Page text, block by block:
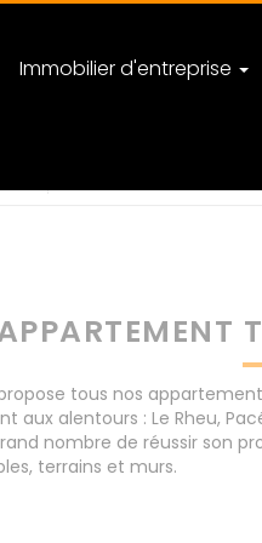
Immobilier d'entreprise
tous nos
aux alentours : Le Rheu,
nombre de réussir son
terrains et murs.